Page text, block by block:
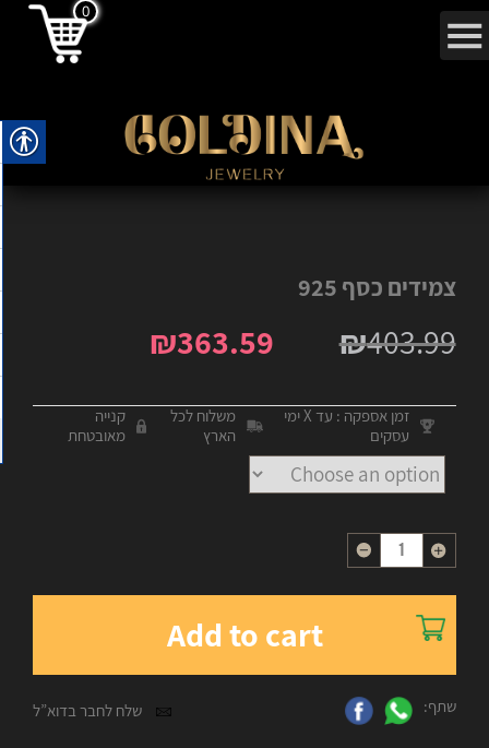
0
צמידים כסף 925
₪403.99
₪363.59
זמן אספקה : עד X ימי
עסקים
משלוח לכל
הארץ
קנייה
מאובטחת
Quantity
Add to cart
שתף: שלח לחבר בדוא”ל